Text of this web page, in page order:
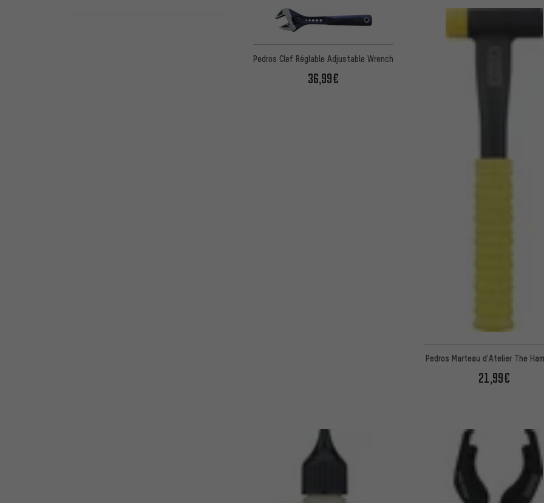
Pedros Clef Réglable Adjustable Wrench
36,99€
Pedros Marteau d'Atelier The
21,99€